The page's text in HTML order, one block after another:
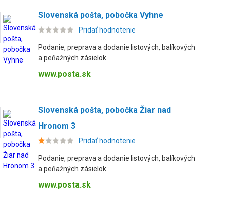
Slovenská pošta, pobočka Vyhne
Pridať hodnotenie
Podanie, preprava a dodanie listových, balíkových
a peňažných zásielok.
www.posta.sk
Slovenská pošta, pobočka Žiar nad
Hronom 3
Pridať hodnotenie
Podanie, preprava a dodanie listových, balíkových
a peňažných zásielok.
www.posta.sk